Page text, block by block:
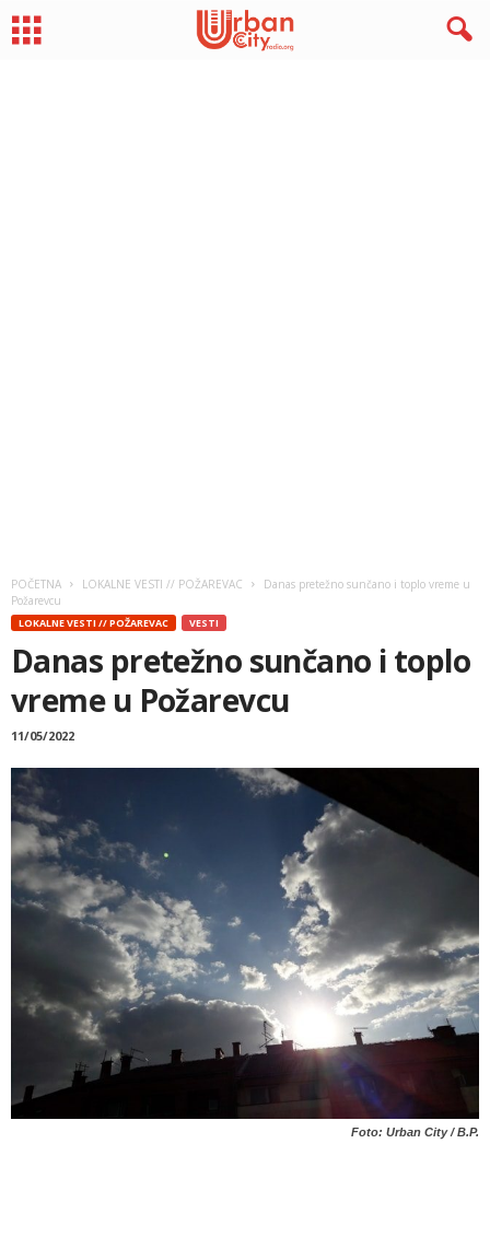
POČETNA LOKALNE VESTI // POŽAREVAC
Danas pretežno sunčano i toplo vreme u
Požarevcu
LOKALNE VESTI // POŽAREVAC VESTI
Danas pretežno sunčano i toplo
vreme u Požarevcu
11/05/2022
Foto: Urban City / B.P.